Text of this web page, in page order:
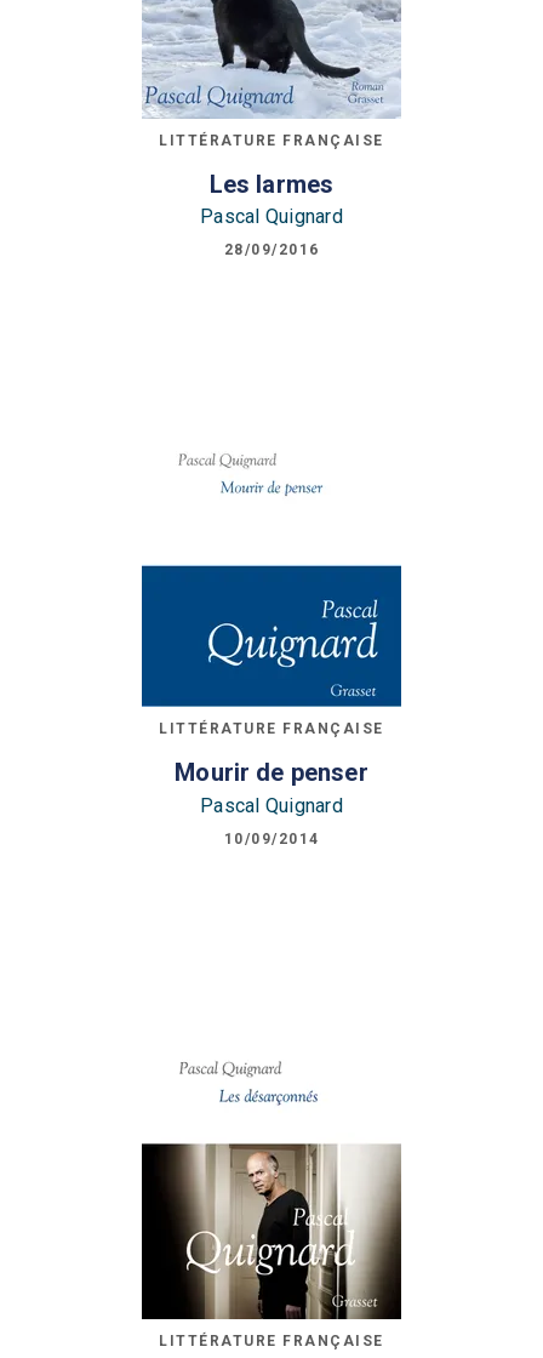
LITTÉRATURE FRANÇAISE
Les larmes
Pascal Quignard
28/09/2016
LITTÉRATURE FRANÇAISE
Mourir de penser
Pascal Quignard
10/09/2014
LITTÉRATURE FRANÇAISE